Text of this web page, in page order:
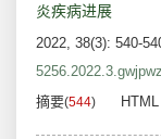
炎疾病进展
2022, 38(3): 540-
摘要(544) HTML